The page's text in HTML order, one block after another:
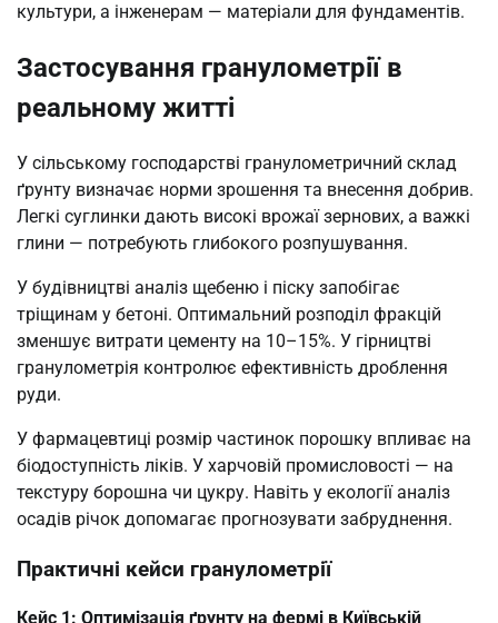
культури, а інженерам — матеріали для фундаментів.
Застосування гранулометрії в
реальному житті
У сільському господарстві гранулометричний склад
ґрунту визначає норми зрошення та внесення добрив.
Легкі суглинки дають високі врожаї зернових, а важкі
глини — потребують глибокого розпушування.
У будівництві аналіз щебеню і піску запобігає
тріщинам у бетоні. Оптимальний розподіл фракцій
зменшує витрати цементу на 10–15%. У гірництві
гранулометрія контролює ефективність дроблення
руди.
У фармацевтиці розмір частинок порошку впливає на
біодоступність ліків. У харчовій промисловості — на
текстуру борошна чи цукру. Навіть у екології аналіз
осадів річок допомагає прогнозувати забруднення.
Практичні кейси гранулометрії
Кейс 1: Оптимізація ґрунту на фермі в Київській